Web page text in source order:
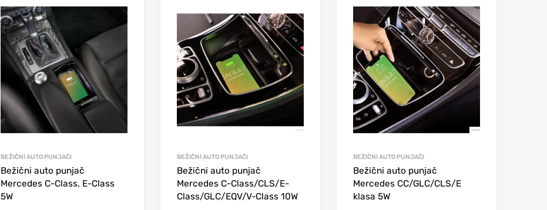
BEŽIČNI AUTO PUNJAČI
Bežični auto punjač
Mercedes C-Class, E-Class
5W
BEŽIČNI AUTO PUNJAČI
Bežični auto punjač
Mercedes C-Class/CLS/E-
Class/GLC/EQV/V-Class 10W
BEŽIČNI AUTO PUNJAČI
Bežični auto punjač
Mercedes CC/GLC/CLS/E
klasa 5W